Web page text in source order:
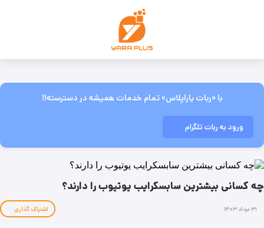
با «ربات یاراپلاس» تمام خدمات همیشه در دسترسته!!
ورود به ربات تلگرام
چه کسانی بیشترین سابسکرایب یوتیوب را دارند؟
۳۱ مرداد ۱۴۰۳ اشتراک گذاری